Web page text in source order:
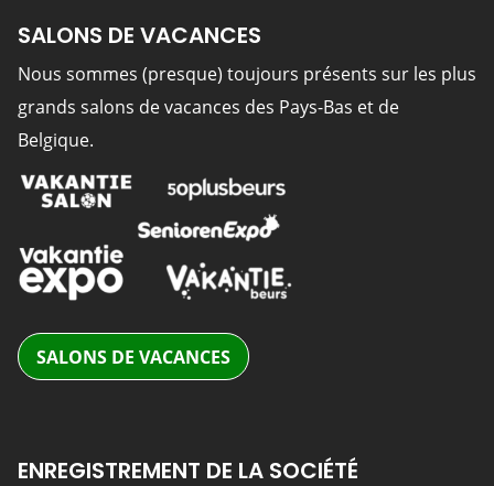
SALONS DE VACANCES
Nous sommes (presque) toujours présents sur les plus
grands salons de vacances des Pays-Bas et de
Belgique.
SALONS DE VACANCES
ENREGISTREMENT DE LA SOCIÉTÉ